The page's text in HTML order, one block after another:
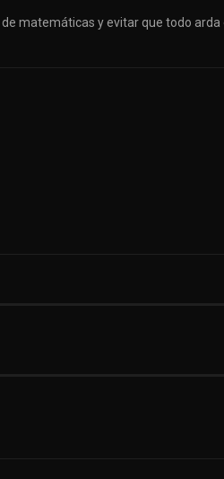
matemáticas y evitar que todo arda